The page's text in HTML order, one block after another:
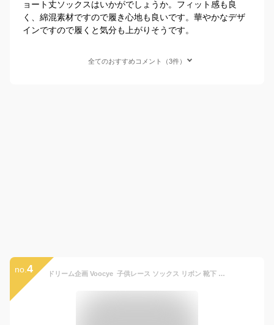
ョート丈ソックスはいかがでしょうか。フィット感も良
く、綿混素材ですので履き心地も良いです。華やかなデザ
インですので履くと気分も上がりそうです。
全てのおすすめコメント（3件）
no. 4 ドリーム企画 Voocye 子供レース ソックス リボン 靴下 こども 靴下通販 女の子 キッズ 靴下 フォーマルソックス (15-17cm)